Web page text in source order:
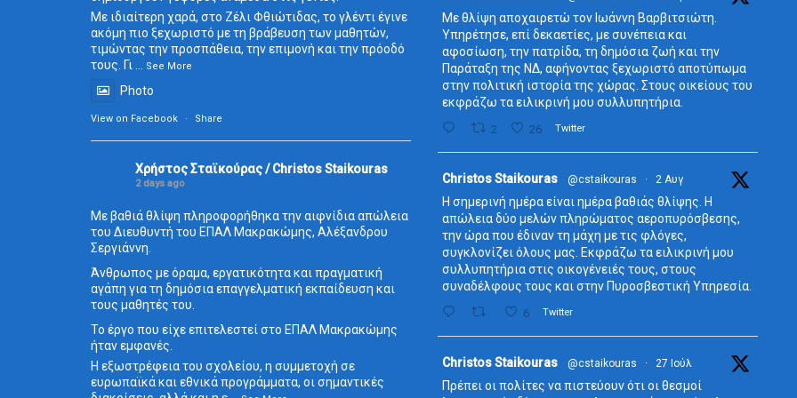
Με ιδιαίτερη χαρά, στο Ζέλι Φθιώτιδας, το γλέντι έγινε
ακόμη πιο ξεχωριστό με τη βράβευση των μαθητών,
τιμώντας την προσπάθεια, την επιμονή και την πρόοδό
τους. Γι
See More
Photo
View on Facebook · Share
Χρήστος Σταϊκούρας / Christos Staikouras
2 days ago
Με βαθιά θλίψη πληροφορήθηκα την αιφνίδια απώλεια
του Διευθυντή του ΕΠΑΛ Μακρακώμης, Αλέξανδρου
Σεργιάννη.
Άνθρωπος με όραμα, εργατικότητα και πραγματική
αγάπη για τη δημόσια επαγγελματική εκπαίδευση και
τους μαθητές του.
Το έργο που είχε επιτελεστεί στο ΕΠΑΛ Μακρακώμης
ήταν εμφανές.
Η εξωστρέφεια του σχολείου, η συμμετοχή σε
ευρωπαϊκά και εθνικά προγράμματα, οι σημαντικές
r
Με θλίψη αποχαιρετώ τον Ιωάννη Βαρβιτσιώτη.
Υπηρέτησε, επί δεκαετίες, με συνέπεια και
αφοσίωση, την πατρίδα, τη δημόσια ζωή και την
Παράταξη της ΝΔ, αφήνοντας ξεχωριστό αποτύπωμα
στην πολιτική ιστορία της χώρας. Στους οικείους του
εκφράζω τα ειλικρινή μου συλλυπητήρια.
2 26 Twitter
Christos Staikouras @cstaikouras · 2 Αυγ
Η σημερινή ημέρα είναι ημέρα βαθιάς θλίψης. Η
απώλεια δύο μελών πληρώματος αεροπυρόσβεσης,
την ώρα που έδιναν τη μάχη με τις φλόγες,
συγκλονίζει όλους μας. Εκφράζω τα ειλικρινή μου
συλλυπητήρια στις οικογένειές τους, στους
συναδέλφους τους και στην Πυροσβεστική Υπηρεσία.
6 Twitter
Christos Staikouras @cstaikouras · 27 Ιούλ
Πρέπει οι πολίτες να πιστεύουν ότι οι θεσμοί